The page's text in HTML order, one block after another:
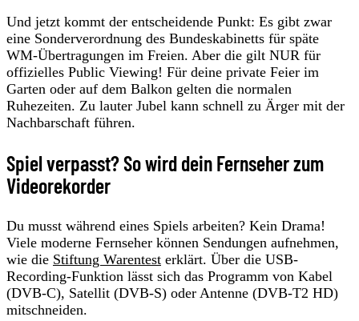
Und jetzt kommt der entscheidende Punkt: Es gibt zwar
eine Sonderverordnung des Bundeskabinetts für späte
WM-Übertragungen im Freien. Aber die gilt NUR für
offizielles Public Viewing! Für deine private Feier im
Garten oder auf dem Balkon gelten die normalen
Ruhezeiten. Zu lauter Jubel kann schnell zu Ärger mit der
Nachbarschaft führen.
Spiel verpasst? So wird dein Fernseher zum
Videorekorder
Du musst während eines Spiels arbeiten? Kein Drama!
Viele moderne Fernseher können Sendungen aufnehmen,
wie die Stiftung Warentest erklärt. Über die USB-
Recording-Funktion lässt sich das Programm von Kabel
(DVB-C), Satellit (DVB-S) oder Antenne (DVB-T2 HD)
mitschneiden.